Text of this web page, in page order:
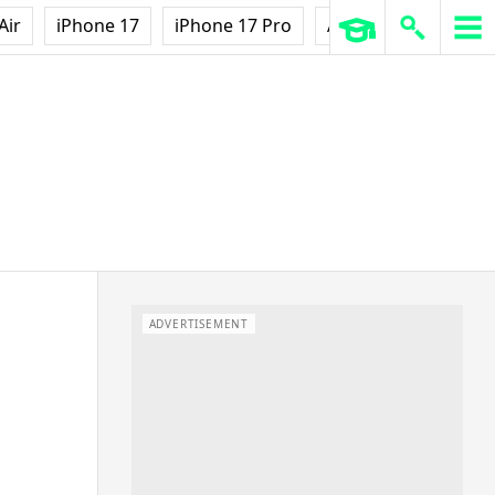
iPhone 17 iPhone 17 Pro AirPods Pro 3
ADVERTISEMENT